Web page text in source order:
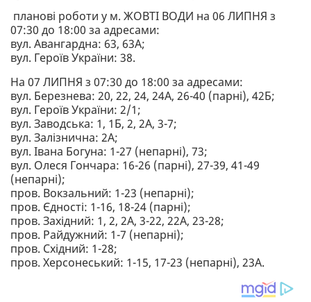
планові роботи у м. ЖОВТІ ВОДИ на 06 ЛИПНЯ з
07:30 до 18:00 за адресами:
вул. Авангардна: 63, 63А;
вул. Героїв України: 38.
На 07 ЛИПНЯ з 07:30 до 18:00 за адресами:
вул. Березнева: 20, 22, 24, 24А, 26-40 (парні), 42Б;
вул. Героїв України: 2/1;
вул. Заводська: 1, 1Б, 2, 2А, 3-7;
вул. Залізнична: 2А;
вул. Івана Богуна: 1-27 (непарні), 73;
вул. Олеся Гончара: 16-26 (парні), 27-39, 41-49
(непарні);
пров. Вокзальний: 1-23 (непарні);
пров. Єдності: 1-16, 18-24 (парні);
пров. Західний: 1, 2, 2А, 3-22, 22А, 23-28;
пров. Райдужний: 1-7 (непарні);
пров. Східний: 1-28;
пров. Херсонеський: 1-15, 17-23 (непарні), 23А.